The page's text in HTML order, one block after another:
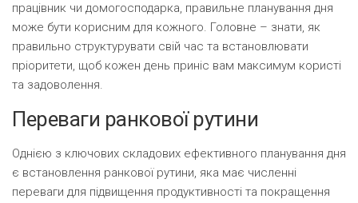
працівник чи домогосподарка, правильне планування дня
може бути корисним для кожного. Головне – знати, як
правильно структурувати свій час та встановлювати
пріоритети, щоб кожен день приніс вам максимум користі
та задоволення.
Переваги ранкової рутини
Однією з ключових складових ефективного планування дня
є встановлення ранкової рутини, яка має численні
переваги для підвищення продуктивності та покращення